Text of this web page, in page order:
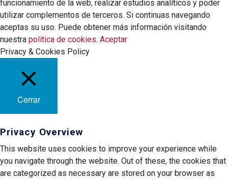
funcionamiento de la web, realizar estudios analíticos y poder
utilizar complementos de terceros. Si continuas navegando
aceptas su uso. Puede obtener más información visitando
nuestra política de cookies. Aceptar
Privacy & Cookies Policy
Cerrar
Privacy Overview
This website uses cookies to improve your experience while
you navigate through the website. Out of these, the cookies that
are categorized as necessary are stored on your browser as